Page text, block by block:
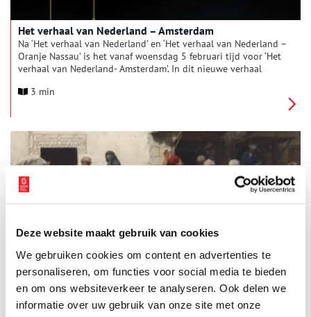
Deze website maakt gebruik van cookies
We gebruiken cookies om content en advertenties te
personaliseren, om functies voor social media te bieden
en om ons websiteverkeer te analyseren. Ook delen we
informatie over uw gebruik van onze site met onze
Het verhaal van Nederland – Amsterdam
Na ‘Het verhaal van Nederland’ en ‘Het verhaal van Nederland –
Oranje Nassau’ is het vanaf woensdag 5 februari tijd voor ‘Het
verhaal van Nederland- Amsterdam’. In dit nieuwe verhaal
geschiedenis van onze hoofdstad. Daan: “Het was een
een stad die zijn gelijke niet kent in de wereld. Onze
hoofdstad.”
3 min
De nieuwe tentoonstelling ‘Yalla Yalla! Zie je in Egypte’ zet het
werk van de 19de-eeuwse kunstenaar Willem de Famars Testas
op vernieuwende wijze centraal. Afgelopen februari reisden
conservator Terry van Druten en de Egyptisch-Nederlandse
acteur Sabri Saad El-Hamus naar Egypte, in de voetsporen van
2 min